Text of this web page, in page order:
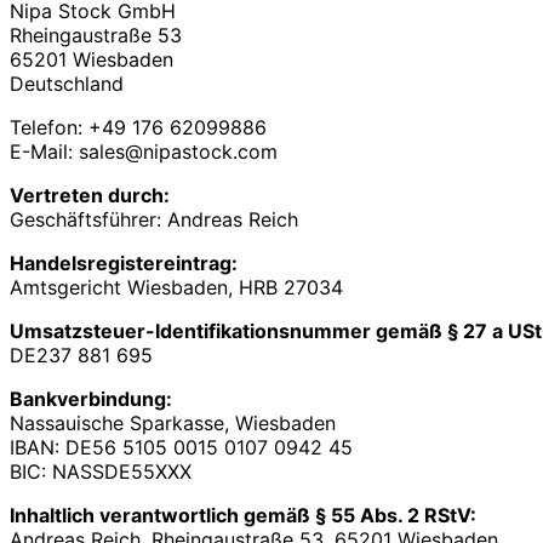
Nipa Stock GmbH
Rheingaustraße 53
65201 Wiesbaden
Deutschland
Telefon: +49 176 62099886
E-Mail: sales@nipastock.com
Vertreten durch:
Geschäftsführer: Andreas Reich
Handelsregistereintrag:
Amtsgericht Wiesbaden, HRB 27034
Umsatzsteuer-Identifikationsnummer gemäß § 27 a
DE237 881 695
Bankverbindung:
Nassauische Sparkasse, Wiesbaden
IBAN: DE56 5105 0015 0107 0942 45
BIC: NASSDE55XXX
Inhaltlich verantwortlich gemäß § 55 Abs. 2 RStV: